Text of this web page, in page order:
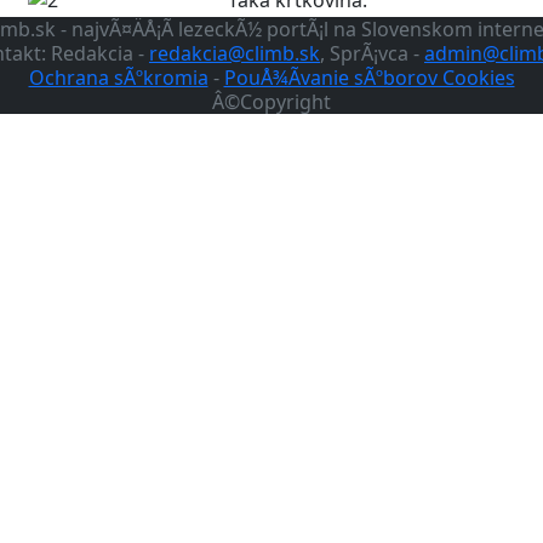
- najvÃ¤ÄÅ¡Ã­ lezeckÃ½ portÃ¡l na Slovenskom
Redakcia - redakcia@climb.sk, SprÃ¡vca -
Ochrana sÃºkromia - PouÅ¾Ã­vanie sÃºborov Cookies
Â©Copyright